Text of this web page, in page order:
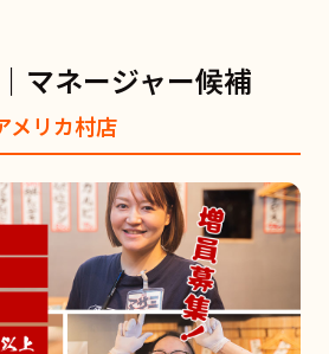
マネージャー候補
メリカ村店